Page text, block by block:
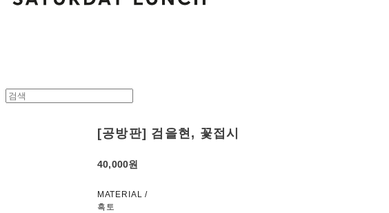
[공방판] 검을현, 꽃접시
40,000원
MATERIAL /
흑토